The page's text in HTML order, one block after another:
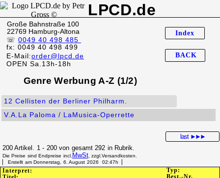
LPCD.de
Große Bahnstraße 100
22769 Hamburg-Altona
☏ 0049 40 498 485
fx: 0049 40 498 499
E-Mail:order@lpcd.de
OPEN Sa.13h-18h
Index
BACK
Genre Werbung A-Z (1/2)
12 Cellisten der Berliner Philharm.
V.A.La Paloma / LaMusica-Operrette
last ►►►
200 Artikel. 1 - 200 von gesamt 292 in Rubrik.
Die Preise sind Endpreise incl. MwSt, zzgl.Versandkosten.
▏ Erstellt am Donnerstag, 6. August 2026 02:47h▕
Interpret:
Typ:
Best.-Nr.